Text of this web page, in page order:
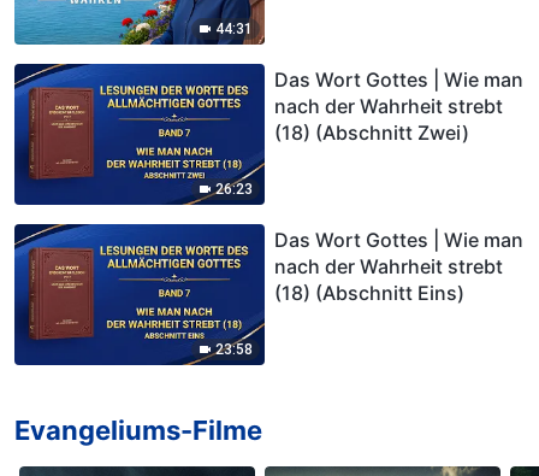
44:31
26:23
Das Wort Gottes | Wie man
nach der Wahrheit strebt
(18) (Abschnitt Zwei)
23:58
Das Wort Gottes | Wie man
nach der Wahrheit strebt
(18) (Abschnitt Eins)
Evangeliums-Filme